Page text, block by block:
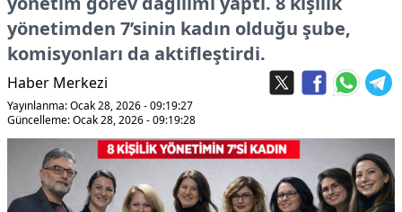
yönetimden 7’sinin kadın olduğu şube,
komisyonları da aktifleştirdi.
Haber Merkezi
Yayınlanma: Ocak 28, 2026 - 09:19:27
Güncelleme: Ocak 28, 2026 - 09:19:28